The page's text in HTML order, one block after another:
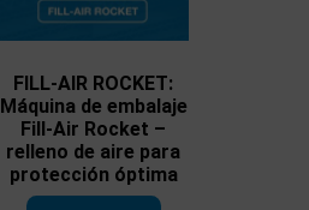
FILL-AIR ROCKET:
Máquina de embalaje
Fill-Air Rocket –
relleno de aire para
protección óptima